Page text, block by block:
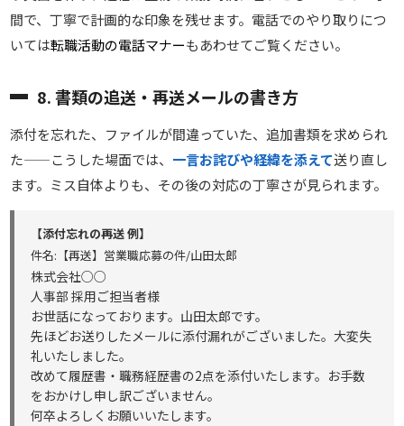
間で、丁寧で計画的な印象を残せます。電話でのやり取りにつ
いては転職活動の電話マナーもあわせてご覧ください。
8. 書類の追送・再送メールの書き方
添付を忘れた、ファイルが間違っていた、追加書類を求められ
た——こうした場面では、 一言お詫びや経緯を添えて送り直し
ます。ミス自体よりも、その後の対応の丁寧さが見られます。
【添付忘れの再送 例】
件名:【再送】営業職応募の件/山田太郎
株式会社○○
人事部 採用ご担当者様
お世話になっております。山田太郎です。
先ほどお送りしたメールに添付漏れがございました。大変失
礼いたしました。
改めて履歴書・職務経歴書の2点を添付いたします。お手数
をおかけし申し訳ございません。
何卒よろしくお願いいたします。